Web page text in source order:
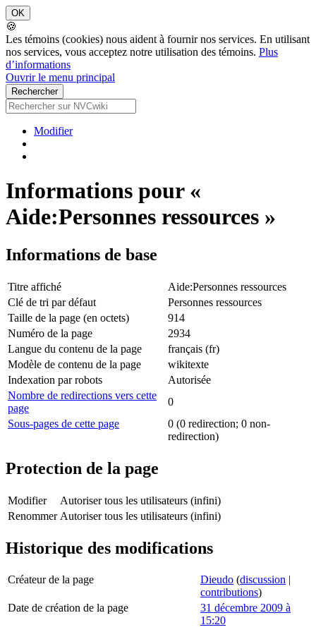
🍪
Les témoins (cookies) nous aident à fournir nos services. En utilisant
nos services, vous acceptez notre utilisation des témoins. Plus
d’informations
Ouvrir le menu principal
Modifier
Informations pour «
Aide:Personnes ressources »
Informations de base
Titre affiché
Aide:Personnes ressources
Clé de tri par défaut
Personnes ressources
Taille de la page (en octets)
914
Numéro de la page
2934
Langue du contenu de la page
français (fr)
Modèle de contenu de la page
wikitexte
Indexation par robots
Autorisée
Nombre de redirections vers cette
page
0
Sous-pages de cette page
0 (0 redirection; 0 non-
redirection)
Protection de la page
Modifier
Autoriser tous les utilisateurs (infini)
Renommer Autoriser tous les utilisateurs (infini)
Historique des modifications
Créateur de la page Dieudo (discussion |
contributions)
Date de création de la page
31 décembre 2009 à
15:20